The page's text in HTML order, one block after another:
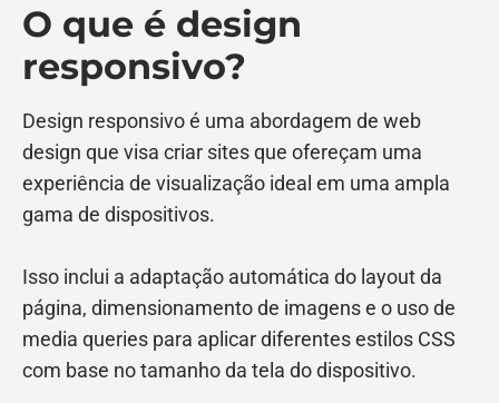
O que é design
responsivo?
Design responsivo é uma abordagem de web
design que visa criar sites que ofereçam uma
experiência de visualização ideal em uma ampla
gama de dispositivos.
Isso inclui a adaptação automática do layout da
página, dimensionamento de imagens e o uso de
media queries para aplicar diferentes estilos CSS
com base no tamanho da tela do dispositivo.